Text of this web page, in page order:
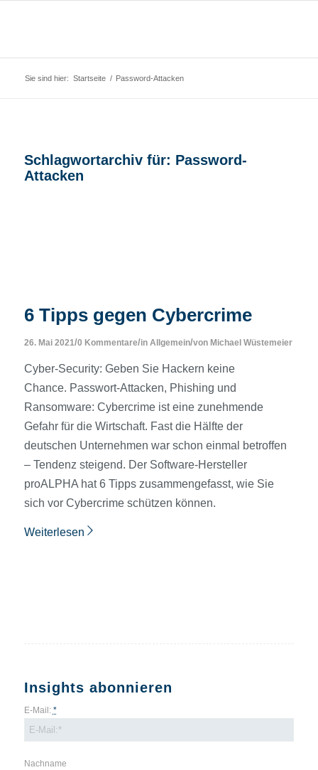
Sie sind hier: Startseite / Password-Attacken
Schlagwortarchiv für: Password-
Attacken
6 Tipps gegen Cybercrime
26. Mai 2021/0 Kommentare/in Allgemein/von Michael Wüstemeier
Cyber-Security: Geben Sie Hackern keine
Chance. Passwort-Attacken, Phishing und
Ransomware: Cybercrime ist eine zunehmende
Gefahr für die Wirtschaft. Fast die Hälfte der
deutschen Unternehmen war schon einmal betroffen
– Tendenz steigend. Der Software-Hersteller
proALPHA hat 6 Tipps zusammengefasst, wie Sie
sich vor Cybercrime schützen können.
Weiterlesen
Insights abonnieren
E-Mail: *
Nachname